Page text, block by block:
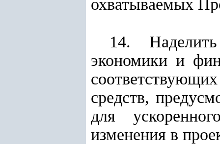
охватываемых
14.
экономики и
средств,
для
изменения в